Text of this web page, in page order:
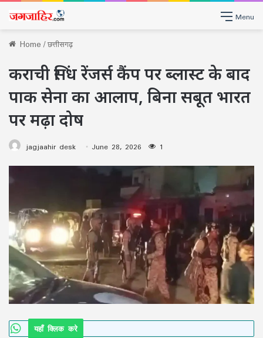
Menu
Home/छत्तीसगढ़
कराची सिंध रेंजर्स कैंप पर ब्लास्ट के बाद
पाक सेना का आलाप, बिना सबूत भारत
पर मढ़ा दोष
jagjaahir desk June 28, 2026 1
यहाँ क्लिक करे